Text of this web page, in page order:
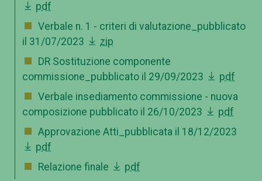
pdf
Verbale n. 1 - criteri di valutazione_pubblicato
il 31/07/2023
zip
DR Sostituzione componente
commissione_pubblicato il 29/09/2023
pdf
Verbale insediamento commissione - nuova
composizione pubblicato il 26/10/2023
pdf
Approvazione Atti_pubblicata il 18/12/2023
pdf
Relazione finale
pdf